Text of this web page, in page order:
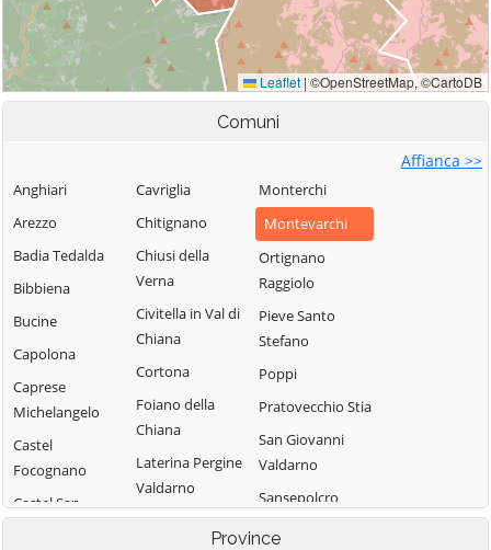
Comuni
Affianca >>
Anghiari
Arezzo
Badia Tedalda
Bibbiena
Bucine
Capolona
Caprese
Michelangelo
Castel
Focognano
Castel San
Cavriglia
Chitignano
Chiusi della
Verna
Civitella in Val di
Chiana
Cortona
Foiano della
Chiana
Laterina Pergine
Valdarno
Loro Ciuffenna
Monterchi
Montevarchi
Ortignano
Raggiolo
Pieve Santo
Stefano
Poppi
Pratovecchio Stia
San Giovanni
Valdarno
Sansepolcro
Sestino
Province